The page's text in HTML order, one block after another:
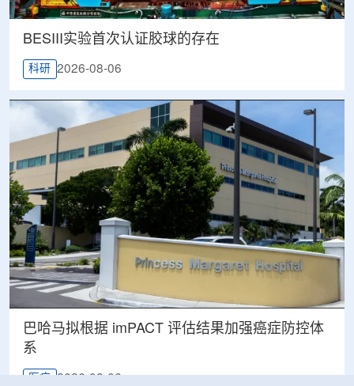
BESIII实验首次认证胶球的存在
科研 2026-08-06
巴哈马拟根据 imPACT 评估结果加强癌症防控体
系
医疗 2026-08-06